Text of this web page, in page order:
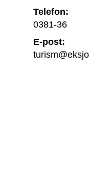
Telefon:
0381-36
E-post: